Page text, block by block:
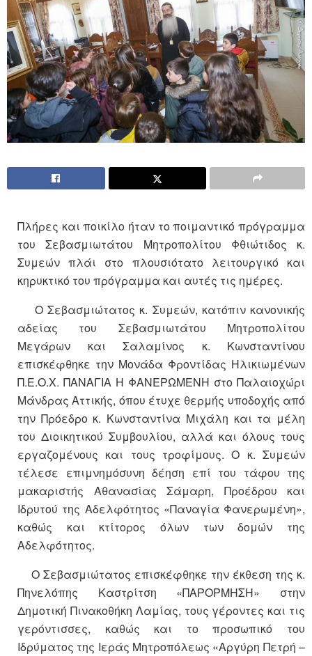
Πλήρες και ποικίλο ήταν το ποιμαντικό πρόγραμμα
του Σεβασμιωτάτου Μητροπολίτου Φθιώτιδος κ.
Συμεών πλάι στο πλουσιότατο λειτουργικό και
κηρυκτικό του πρόγραμμα και αυτές τις ημέρες.
Ο Σεβασμιώτατος κ. Συμεών, κατόπιν κανονικής
αδείας του Σεβασμιωτάτου Μητροπολίτου
Μεγάρων και Σαλαμίνος κ. Κωνσταντίνου
επισκέφθηκε την Μονάδα Φροντίδας Ηλικιωμένων
Π.Ε.Ο.Χ. ΠΑΝΑΓΙΑ Η ΦΑΝΕΡΩΜΕΝΗ στο Παλαιοχώρι
Μάνδρας Αττικής, όπου έτυχε θερμής υποδοχής από
την Πρόεδρο κ. Κωνσταντίνα Μιχάλη και τα μέλη
του Διοικητικού Συμβουλίου, αλλά και όλους τους
εργαζομένους και τους τροφίμους. Ο κ. Συμεών
τέλεσε επιμνημόσυνη δέηση επί του τάφου της
μακαριστής Αθανασίας Σάμαρη, Προέδρου και
Ιδρυτού της Αδελφότητος «Παναγία Φανερωμένη»,
καθώς και κτίτορος όλων των δομών της
Αδελφότητος.
Ο Σεβασμιώτατος επισκέφθηκε την έκθεση της κ.
Πηνελόπης Καστρίτση «ΠΑΡΟΡΜΗΣΗ» στην
Δημοτική Πινακοθήκη Λαμίας, τους γέροντες και τις
γερόντισσες, καθώς και το προσωπικό του
Ιδρύματος της Ιεράς Μητροπόλεως «Αργύρη Πετρή –